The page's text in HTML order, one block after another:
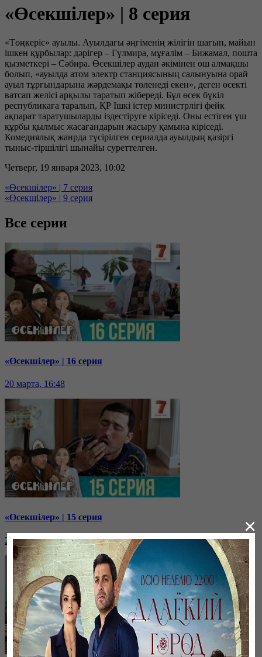
«Өсекшілер» | 8 серия
«Төңкеріс» ауылы. Ауылдағы әңгіменің жілігін шағып, майын
ішкен құрбылар: дәрігер – Гүлмира, мұғалім – Бижамал, пошта
қызметкері – Сәбира. Өсекшілер аудан әкімінен өш алмақшы
болып, «ауылда атом электр станциясының салынуына орай
ауыл тұрғындарына жәрдемақы төленеді екен», деген өсекті
ватсап желісі арқылы таратып жібереді. Бұл өсек бүкіл
республикаға таралып, ҚР Ішкі істер министрлігі фейк
ақпарат таратушыларды іздестіруге кіріседі. Оны естіген үш
құрбы қылмыс жасағандарын жасыру қамына кіріседі.
Комедиялық жанрда түсірілген сериалда ауылдың қазіргі
тыныс-тіршілігі шынайы суреттелген.
Четверг, 19 января 2023, 10:02
«Өсекшілер» | 7 серия
«Өсекшілер» | 9 серия
Все серии
«Өсекшілер» | 16 серия
20 марта, 16:48
«Өсекшілер» | 15 серия
23 января, 14:26
×